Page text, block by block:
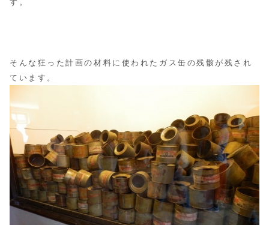
す。
そんな狂った計画の材料に使われたガス缶の残骸が残され
ています。